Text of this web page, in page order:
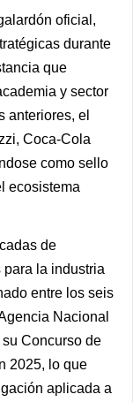
oficial,
durante
que
y sector
anteriores, el
Coca-Cola
como sello
ecosistema
de
la industria
entre los seis
Nacional
Concurso de
2025, lo que
aplicada a